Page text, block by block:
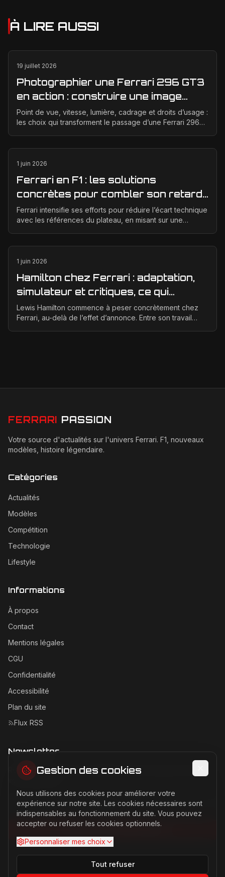
À LIRE AUSSI
19 juillet 2026
Photographier une Ferrari 296 GT3
en action : construire une image
éditoriale qui raconte la course
Point de vue, vitesse, lumière, cadrage et droits d’usage :
les choix qui transforment le passage d’une Ferrari 296
1 juin 2026
Ferrari en F1 : les solutions
concrètes pour combler son retard
technique en 2026
Ferrari intensifie ses efforts pour réduire l’écart technique
avec les références du plateau, en misant sur une
1 juin 2026
Hamilton chez Ferrari : adaptation,
simulateur et critiques, ce qui
change vraiment pour la Scuderia
Lewis Hamilton commence à peser concrètement chez
Ferrari, au-delà de l’effet d’annonce. Entre son travail
FERRARI PASSION
Votre source d'actualités sur l'univers Ferrari. F1, nouveaux
modèles, histoire légendaire.
Catégories
Actualités
Modèles
Compétition
Technologie
Lifestyle
Informations
À propos
Contact
Mentions légales
CGU
Confidentialité
Accessibilité
Plan du site
Flux RSS
Newsletter
Recevez les dernières actualités Ferrari directement dans
Adresse email pour la newsletter
S'abonner à la newsletter
Gestion des cookies
Nous utilisons des cookies pour améliorer votre
expérience sur notre site. Les cookies nécessaires sont
indispensables au fonctionnement du site. Vous pouvez
accepter ou refuser les cookies optionnels.
Personnaliser mes choix
Tout refuser